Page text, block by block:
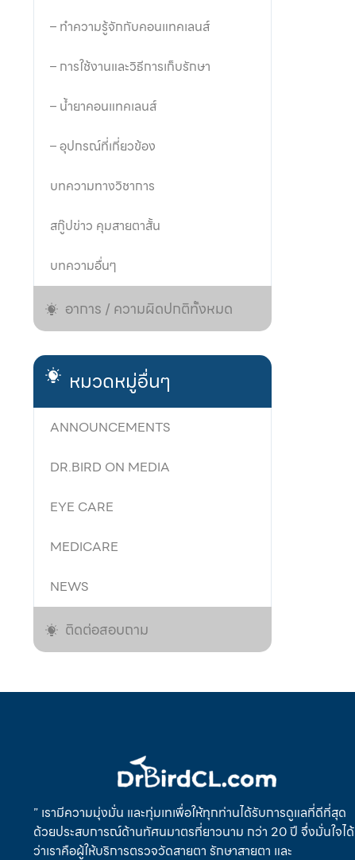
– ทำความรู้จักกับคอนแทคเลนส์
– การใช้งานและวิธีการเก็บรักษา
– น้ำยาคอนแทคเลนส์
– อุปกรณ์ที่เกี่ยวข้อง
บทความทางวิชาการ
สกู๊ปข่าว คุมสายตาสั้น
บทความอื่นๆ
อาการ / ความผิดปกติทั้งหมด
หมวดหมู่อื่นๆ
ANNOUNCEMENTS
DR.BIRD ON MEDIA
EYE CARE
MEDICARE
NEWS
ติดต่อสอบถาม
” เรามีความมุ่งมั่น และทุ่มเทเพื่อให้ทุกท่านได้รับการดูแลที่ดีที่สุด
ด้วยประสบการณ์ด้านทัศนมาตรที่ยาวนาม กว่า 20 ปี จึ่งมั่นใจได้
ว่าเราคือผู้ให้บริการตรวจวัดสายตา รักษาสายตา และ